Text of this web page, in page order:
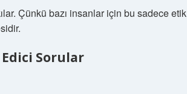
Çünkü bazı insanlar için bu sadece etik
Sorular